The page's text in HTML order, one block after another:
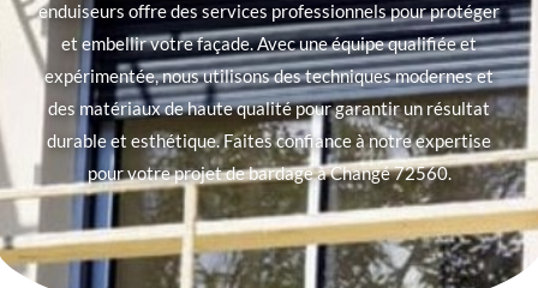
enduiseurs offre des services professionnels pour protéger
et embellir votre façade. Avec une équipe qualifiée et
expérimentée, nous utilisons des techniques modernes et
des matériaux de haute qualité pour garantir un résultat
durable et esthétique. Faites confiance à notre expertise
pour votre projet de bardage à Changé 72560.